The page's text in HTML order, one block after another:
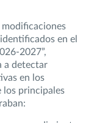
modificaciones
en el
2027”,
a detectar
en los
los principales